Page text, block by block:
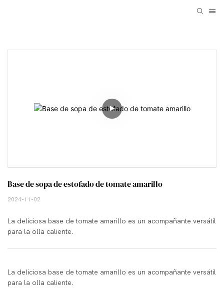
Base de sopa de estofado de tomate amarillo
2024-11-02
La deliciosa base de tomate amarillo es un acompañante versátil
para la olla caliente.
La deliciosa base de tomate amarillo es un acompañante versátil
para la olla caliente.